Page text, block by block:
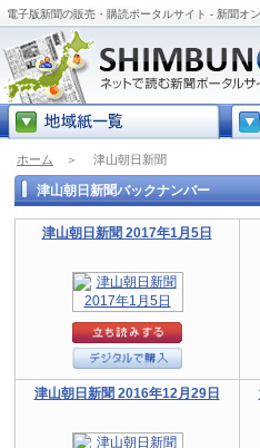
電子版新聞の販売・購読ポータルサイト - 新聞オ
ホーム ＞ 津山朝日新聞
津山朝日新聞バックナンバー
津山朝日新聞 2017年1月5日
津山朝日新聞 2016年12月29日